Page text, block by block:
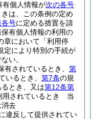
有個人情報が次の各号
は、この条例の定め
各号に定める措置を請
有個人情報の利用の
章において「利用停
定により特別の手続が
い。
されているとき、 第
いるとき、 第7条の規
とき、又は第12条第
用されているとき 当
消去
違反して提供されてい